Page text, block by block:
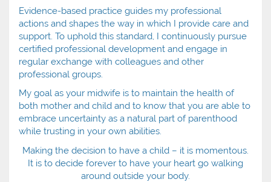
Evidence-based practice guides my professional
actions and shapes the way in which I provide care and
support. To uphold this standard, I continuously pursue
certified professional development and engage in
regular exchange with colleagues and other
professional groups.
My goal as your midwife is to maintain the health of
both mother and child and to know that you are able to
embrace uncertainty as a natural part of parenthood
while trusting in your own abilities.
Making the decision to have a child – it is momentous.
It is to decide forever to have your heart go walking
around outside your body.